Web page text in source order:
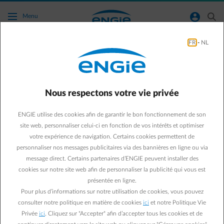
Accéder au contenu principal
Menu normal-account-circle search
Des questions sur les avantages client ?
clients ? Découvrez ci-dessous les réponses aux questions les plus
fréquentes sur les promotions et réductions de nos partenaires.
Questions fréquemment posées
Comment puis-je profiter de ces avantages ?
Comment puis-je profiter des réductions chez les
partenaires ENGIE ?
FR - NL
Nous respectons votre vie privée
ENGIE utilise des cookies afin de garantir le bon fonctionnement de son
site web, personnaliser celui-ci en fonction de vos intérêts et optimiser
votre expérience de navigation. Certains cookies permettent de
personnaliser nos messages publicitaires via des bannières en ligne ou via
message direct. Certains partenaires d’ENGIE peuvent installer des
cookies sur notre site web afin de personnaliser la publicité qui vous est
présentée en ligne.
Pour plus d’informations sur notre utilisation de cookies, vous pouvez
consulter notre politique en matière de cookies ici et notre Politique Vie
Privée ici . Cliquez sur "Accepter" afin d’accepter tous les cookies et de